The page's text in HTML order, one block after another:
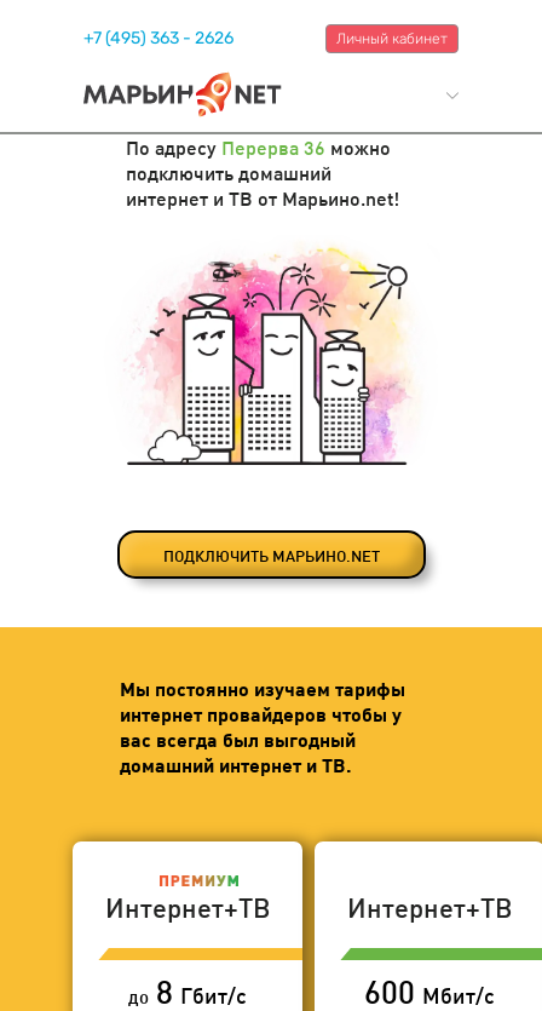
+7 (495) 363 - 2626 Личный кабинет
По адресу Перерва 36 можно
подключить домашний
интернет и ТВ от Марьино.net!
ПОДКЛЮЧИТЬ МАРЬИНО.NET
Мы постоянно изучаем тарифы
интернет провайдеров чтобы у
вас всегда был выгодный
домашний интернет и ТВ.
Интернет+ТВ
до 8 Гбит/с
Интернет+ТВ
600 Мбит/с